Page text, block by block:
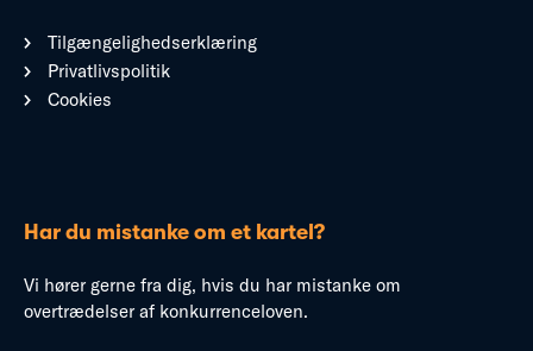
Tilgængelighedserklæring
Privatlivspolitik
Cookies
Har du mistanke om et kartel?
Vi hører gerne fra dig, hvis du har mistanke om
overtrædelser af konkurrenceloven.